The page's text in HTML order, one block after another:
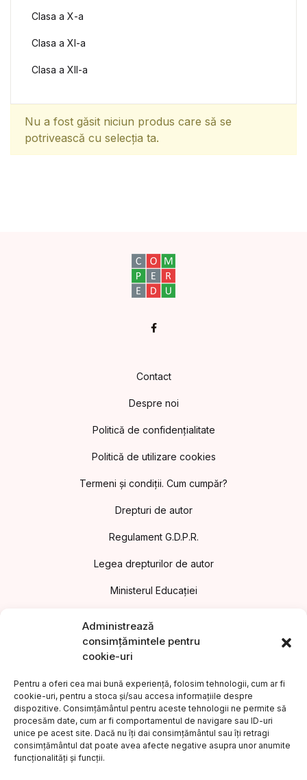
Administrează
consimțămintele pentru
cookie-uri
Pentru a oferi cea mai bună experiență, folosim tehnologii, cum ar fi
cookie-uri, pentru a stoca și/sau accesa informațiile despre
dispozitive. Consimțământul pentru aceste tehnologii ne permite să
procesăm date, cum ar fi comportamentul de navigare sau ID-uri
unice pe acest site. Dacă nu îți dai consimțământul sau îți retragi
consimțământul dat poate avea afecte negative asupra unor anumite
funcționalități și funcții.
Nu a fost găsit niciun produs care să se
potrivească cu selecția ta.
Clasa a X-a
Clasa a XI-a
Clasa a XII-a
Facebook
Contact
Despre noi
Politică de confidențialitate
Politică de utilizare cookies
Termeni și condiții. Cum cumpăr?
Drepturi de autor
Regulament G.D.P.R.
Legea drepturilor de autor
Ministerul Educației
Uniunea Editorilor din România
Institutul Cultural Român
Legea nr.186/2003 privind promovarea culturii scrise
Protecția consumatorilor A.N.P.C.